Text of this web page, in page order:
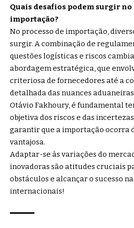
Quais desafios podem surgir no
importação?
No processo de importação,
surgir. A combinação de
questões logísticas e riscos
abordagem estratégica, que
criteriosa de fornecedores até a
detalhada das nuances
Otávio Fakhoury, é fundamental
objetiva dos riscos e das
garantir que a importação ocorra
vantajosa.
Adaptar-se às variações do
inovadoras são atitudes cruciais
obstáculos e alcançar o sucesso
internacionais!